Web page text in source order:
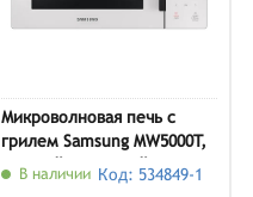
Микроволновая печь с
грилем Samsung MW5000T,
нежный молочный
(MG23T5018AE/BW)
В наличии Код: 534849-1